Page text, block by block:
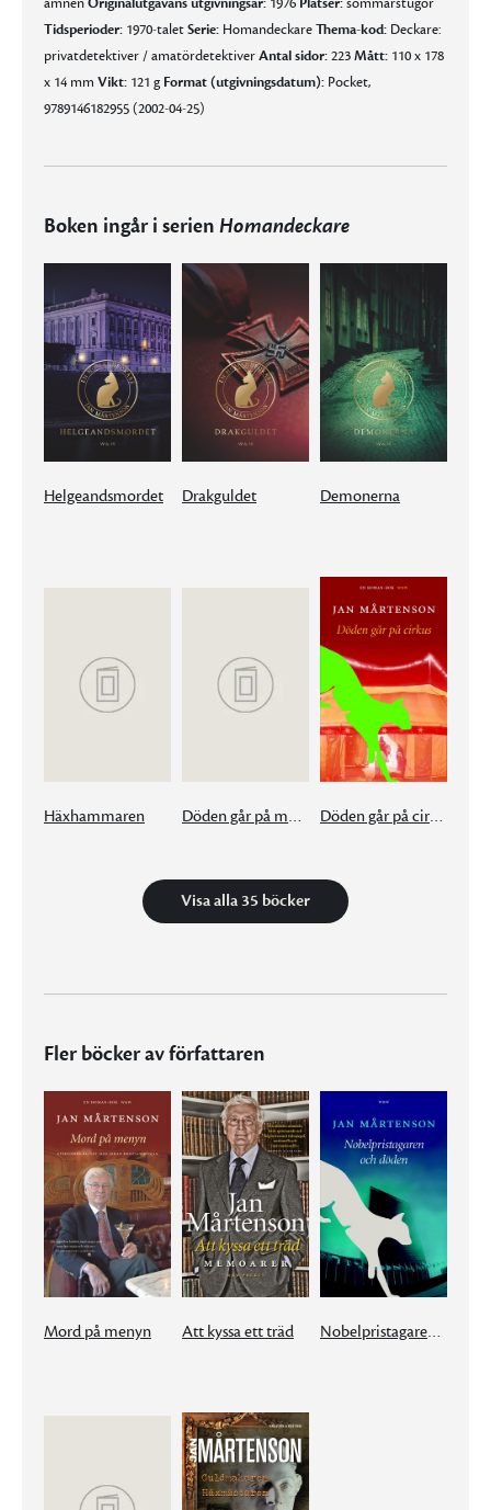
ämnenOriginalutgåvans utgivningsår: 1976 Platser:sommarstugor
Tidsperioder: 1970-taletSerie: HomandeckareThema-kod: Deckare:
privatdetektiver / amatördetektiverAntal sidor:223Mått: 110 x 178
x 14 mmVikt: 121 g Format (utgivningsdatum): Pocket,
9789146182955 (2002-04-25)
Boken ingår i serien Homandeckare
Helgeandsmordet Drakguldet Demonerna
Häxhammaren Döden går på museum Döden går på cirkus
Visa alla 35 böcker
Fler böcker av författaren
Mord på menyn Att kyssa ett träd Nobelpristagaren och döden